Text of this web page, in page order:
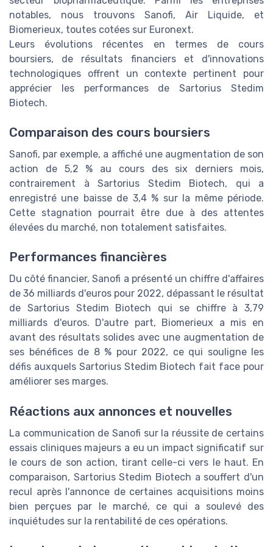
notables, nous trouvons Sanofi, Air Liquide, et
Biomerieux, toutes cotées sur Euronext.
Leurs évolutions récentes en termes de cours
boursiers, de résultats financiers et d'innovations
technologiques offrent un contexte pertinent pour
apprécier les performances de Sartorius Stedim
Biotech.
Comparaison des cours boursiers
Sanofi, par exemple, a affiché une augmentation de son
action de 5,2 % au cours des six derniers mois,
contrairement à Sartorius Stedim Biotech, qui a
enregistré une baisse de 3,4 % sur la même période.
Cette stagnation pourrait être due à des attentes
élevées du marché, non totalement satisfaites.
Performances financières
Du côté financier, Sanofi a présenté un chiffre d'affaires
de 36 milliards d'euros pour 2022, dépassant le résultat
de Sartorius Stedim Biotech qui se chiffre à 3,79
milliards d'euros. D'autre part, Biomerieux a mis en
avant des résultats solides avec une augmentation de
ses bénéfices de 8 % pour 2022, ce qui souligne les
défis auxquels Sartorius Stedim Biotech fait face pour
améliorer ses marges.
Réactions aux annonces et nouvelles
La communication de Sanofi sur la réussite de certains
essais cliniques majeurs a eu un impact significatif sur
le cours de son action, tirant celle-ci vers le haut. En
comparaison, Sartorius Stedim Biotech a souffert d'un
recul après l'annonce de certaines acquisitions moins
bien perçues par le marché, ce qui a soulevé des
inquiétudes sur la rentabilité de ces opérations.